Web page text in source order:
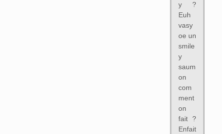
y ?
Euh
vasy
oe un
smile
y
saum
on
com
ment
on
fait ?
Enfait